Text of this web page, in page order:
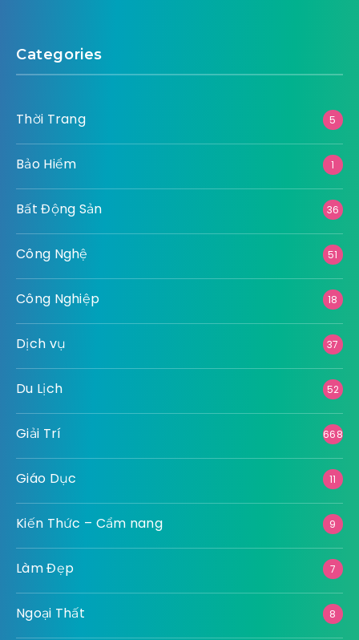
Categories
Thời Trang 5
Bảo Hiểm 1
Bất Động Sản 36
Công Nghệ 51
Công Nghiệp 18
Dịch vụ 37
Du Lịch 52
Giải Trí 668
Giáo Dục 11
Kiến Thức – Cẩm nang 9
Làm Đẹp 7
Ngoại Thất 8